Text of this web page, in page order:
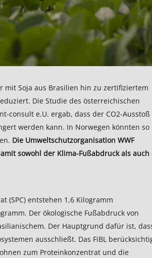
mit Soja aus Brasilien hin zu zertifiziertem
Die Studie des österreichischen
consult e.U. ergab, dass der CO2-Ausstoß
werden kann. In Norwegen könnten so
Die Umweltschutzorganisation WWF
sowohl der Klima-Fußabdruck als auch
(SPC) entstehen 1,6 Kilogramm
Der ökologische Fußabdruck von
Der Hauptgrund dafür ist,
ausschließt. Das FiBL
zum Proteinkonzentrat und die